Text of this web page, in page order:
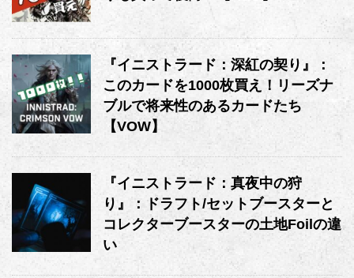
『イニストラード：深紅の契り』：
このカードを1000枚買え！リーズナ
ブルで将来性のあるカードたち
【VOW】
『イニストラード：真夜中の狩
り』：ドラフト/セットブースターと
コレクターブースターの土地Foilの違
い